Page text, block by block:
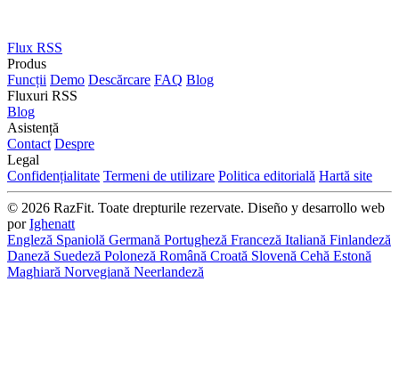
Flux RSS
Produs
Funcții Demo Descărcare FAQ Blog
Fluxuri RSS
Blog
Asistență
Contact Despre
Legal
Confidențialitate Termeni de utilizare Politica editorială Hartă site
© 2026 RazFit. Toate drepturile rezervate. Diseño y desarrollo web
porIghenatt
Engleză Spaniolă Germană Portugheză Franceză Italiană Finlandeză
Daneză Suedeză Poloneză Română Croată Slovenă Cehă Estonă
Maghiară Norvegiană Neerlandeză